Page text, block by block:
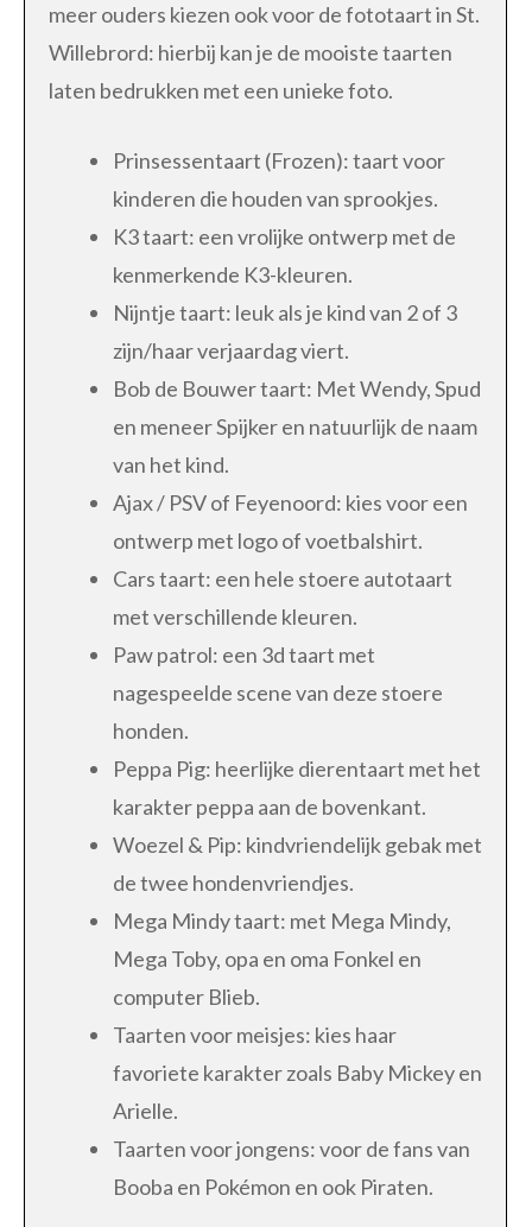
meer ouders kiezen ook voor de fototaart in St.
Willebrord: hierbij kan je de mooiste taarten
laten bedrukken met een unieke foto.
Prinsessentaart (Frozen): taart voor
kinderen die houden van sprookjes.
K3 taart: een vrolijke ontwerp met de
kenmerkende K3-kleuren.
Nijntje taart: leuk als je kind van 2 of 3
zijn/haar verjaardag viert.
Bob de Bouwer taart: Met Wendy, Spud
en meneer Spijker en natuurlijk de naam
van het kind.
Ajax / PSV of Feyenoord: kies voor een
ontwerp met logo of voetbalshirt.
Cars taart: een hele stoere autotaart
met verschillende kleuren.
Paw patrol: een 3d taart met
nagespeelde scene van deze stoere
honden.
Peppa Pig: heerlijke dierentaart met het
karakter peppa aan de bovenkant.
Woezel & Pip: kindvriendelijk gebak met
de twee hondenvriendjes.
Mega Mindy taart: met Mega Mindy,
Mega Toby, opa en oma Fonkel en
computer Blieb.
Taarten voor meisjes: kies haar
favoriete karakter zoals Baby Mickey en
Arielle.
Taarten voor jongens: voor de fans van
Booba en Pokémon en ook Piraten.